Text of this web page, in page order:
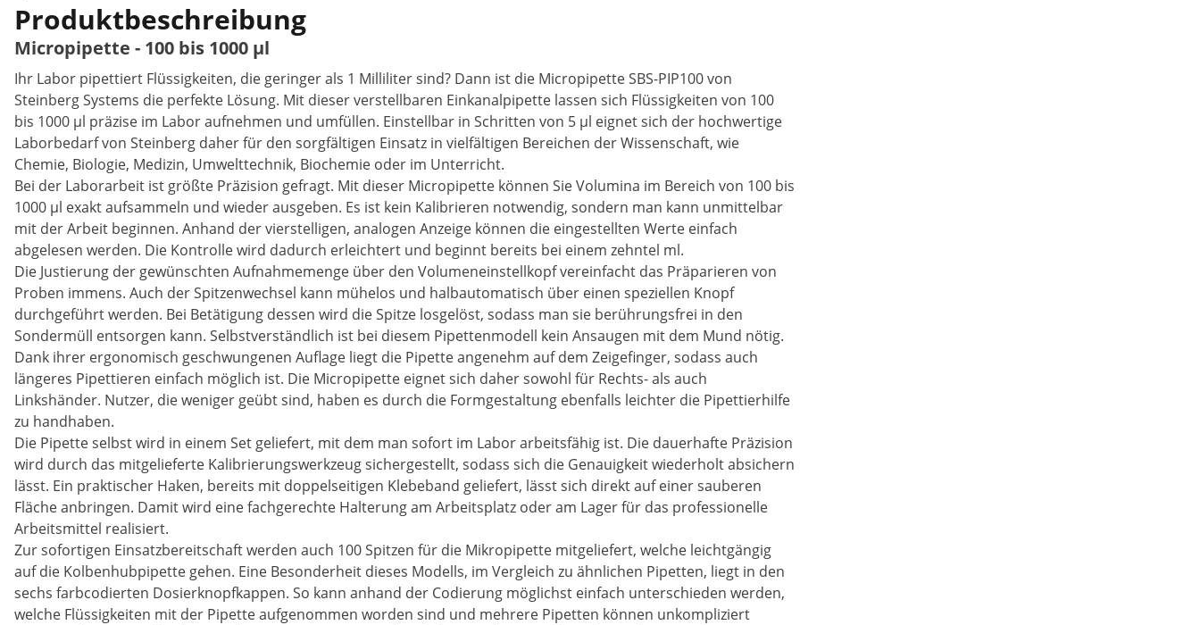
Produktbeschreibung
Micropipette - 100 bis 1000 µl
Ihr Labor pipettiert Flüssigkeiten, die geringer als 1 Milliliter sind? Dann ist die Micropipette SBS-PIP100 von
Steinberg Systems die perfekte Lösung. Mit dieser verstellbaren Einkanalpipette lassen sich Flüssigkeiten von 100
bis 1000 µl präzise im Labor aufnehmen und umfüllen. Einstellbar in Schritten von 5 µl eignet sich der hochwertige
Laborbedarf von Steinberg daher für den sorgfältigen Einsatz in vielfältigen Bereichen der Wissenschaft, wie
Chemie, Biologie, Medizin, Umwelttechnik, Biochemie oder im Unterricht.
Bei der Laborarbeit ist größte Präzision gefragt. Mit dieser Micropipette können Sie Volumina im Bereich von 100 bis
1000 µl exakt aufsammeln und wieder ausgeben. Es ist kein Kalibrieren notwendig, sondern man kann unmittelbar
mit der Arbeit beginnen. Anhand der vierstelligen, analogen Anzeige können die eingestellten Werte einfach
abgelesen werden. Die Kontrolle wird dadurch erleichtert und beginnt bereits bei einem zehntel ml.
Die Justierung der gewünschten Aufnahmemenge über den Volumeneinstellkopf vereinfacht das Präparieren von
Proben immens. Auch der Spitzenwechsel kann mühelos und halbautomatisch über einen speziellen Knopf
durchgeführt werden. Bei Betätigung dessen wird die Spitze losgelöst, sodass man sie berührungsfrei in den
Sondermüll entsorgen kann. Selbstverständlich ist bei diesem Pipettenmodell kein Ansaugen mit dem Mund nötig.
Dank ihrer ergonomisch geschwungenen Auflage liegt die Pipette angenehm auf dem Zeigefinger, sodass auch
längeres Pipettieren einfach möglich ist. Die Micropipette eignet sich daher sowohl für Rechts- als auch
Linkshänder. Nutzer, die weniger geübt sind, haben es durch die Formgestaltung ebenfalls leichter die Pipettierhilfe
zu handhaben.
Die Pipette selbst wird in einem Set geliefert, mit dem man sofort im Labor arbeitsfähig ist. Die dauerhafte Präzision
wird durch das mitgelieferte Kalibrierungswerkzeug sichergestellt, sodass sich die Genauigkeit wiederholt absichern
lässt. Ein praktischer Haken, bereits mit doppelseitigen Klebeband geliefert, lässt sich direkt auf einer sauberen
Fläche anbringen. Damit wird eine fachgerechte Halterung am Arbeitsplatz oder am Lager für das professionelle
Arbeitsmittel realisiert.
Zur sofortigen Einsatzbereitschaft werden auch 100 Spitzen für die Mikropipette mitgeliefert, welche leichtgängig
auf die Kolbenhubpipette gehen. Eine Besonderheit dieses Modells, im Vergleich zu ähnlichen Pipetten, liegt in den
sechs farbcodierten Dosierknopfkappen. So kann anhand der Codierung möglichst einfach unterschieden werden,
welche Flüssigkeiten mit der Pipette aufgenommen worden sind und mehrere Pipetten können unkompliziert